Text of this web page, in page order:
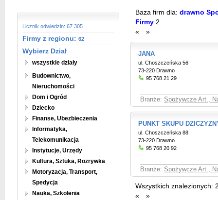
Licznik odwiedzin: 67 305
Firmy z regionu: 62
Wybierz Dział
wszystkie działy
Budownictwo,
Nieruchomości
Dom i Ogród
Dziecko
Finanse, Ubezbieczenia
Informatyka,
Telekomunikacja
Instytucje, Urzędy
Kultura, Sztuka, Rozrywka
Motoryzacja, Transport,
Spedycja
Nauka, Szkolenia
Baza firm dla: drawno
Firmy 2
«
»
JANA
ul. Choszczeńska 56
73-220 Drawno
95 768 21 29
Branże: Spożywcze Art.,
PUNKT SKUPU
ul. Choszczeńska 88
73-220 Drawno
95 768 20 92
Branże: Spożywcze Art.,
Wszystkich znalezionych:
«
»